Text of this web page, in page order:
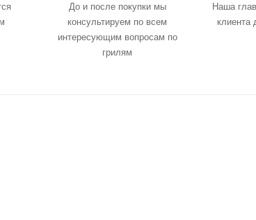
До и после покупки мы
консультируем по всем
интересующим вопросам по
грилям
Наша
клиента